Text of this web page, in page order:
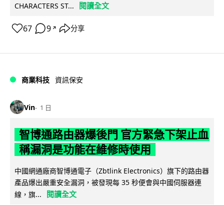
CHARACTERS ST...
閱讀全文
67 9 ↗ 分享
商業科技 資訊保安
Vin 1 日
智博通路由器爆後門 官方緊急下架止血
稱漏洞是功能在維修時使用
中國網通廠商智博通電子（Zbtlink Electronics）旗下的路由器
產品爆出嚴重安全漏洞，被發現每 35 秒便會與中國伺服器連
線，旗...
閱讀全文